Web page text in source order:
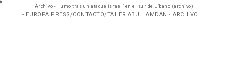
Archivo - Humo tras un ataque israelí en el sur de Líbano (archivo)
- EUROPA PRESS/CONTACTO/TAHER ABU HAMDAN - ARCHIVO